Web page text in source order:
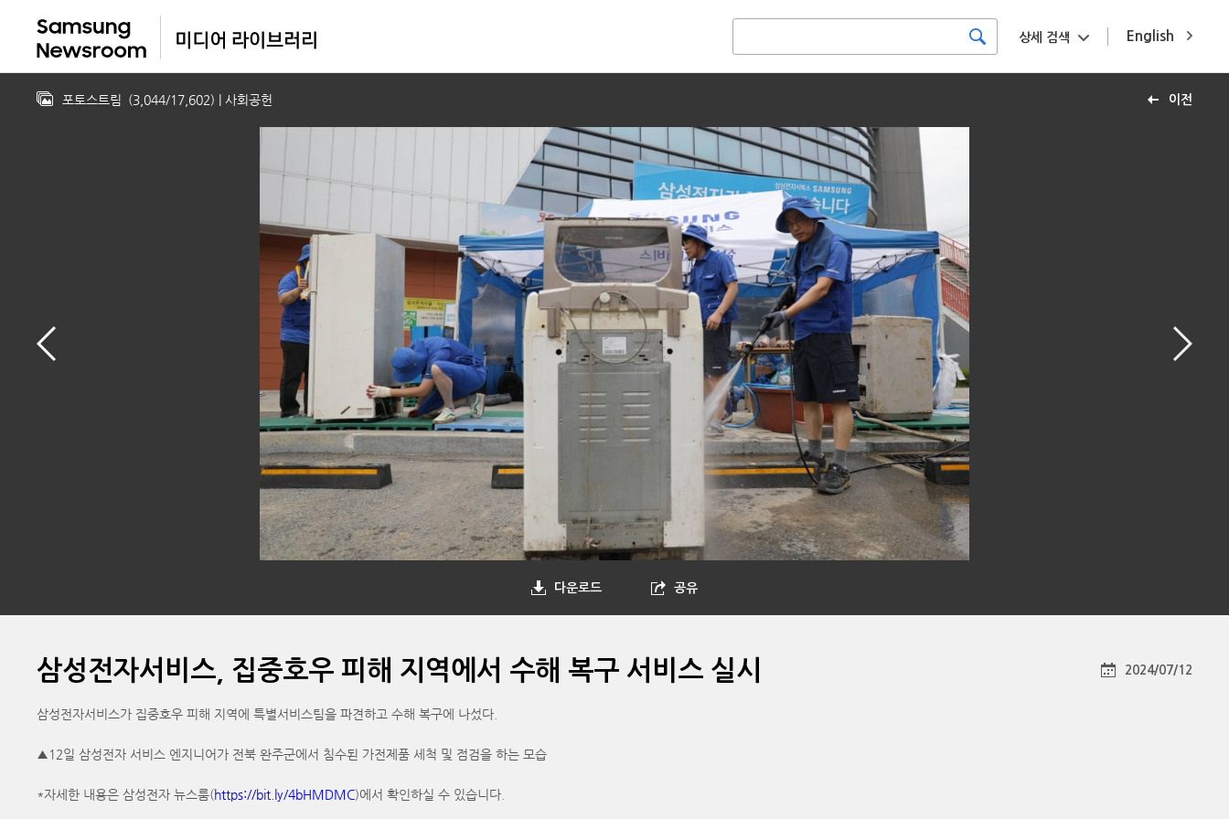
English
상세 검색
이전
포토스트림 (3,044/17,602) | 사회공헌
다운로드 공유
삼성전자서비스, 집중호우 피해 지역에서 수해 복구 서비스 실시 2024/07/12
삼성전자서비스가 집중호우 피해 지역에 특별서비스팀을 파견하고 수해 복구에 나섰다.
▲12일 삼성전자 서비스 엔지니어가 전북 완주군에서 침수된 가전제품 세척 및 점검을 하는 모습
*자세한 내용은 삼성전자 뉴스룸(https://bit.ly/4bHMDMC)에서 확인하실 수 있습니다.